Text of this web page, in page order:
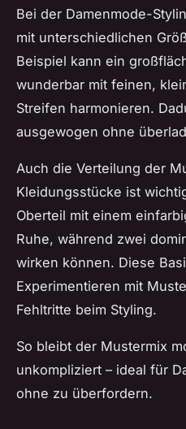
Bei der Damenmode-
mit unterschiedlichen
Beispiel kann ein
wunderbar mit feinen,
Streifen harmonieren.
ausgewogen ohne
Auch die Verteilung der
Kleidungsstücke ist
Oberteil mit einem
Ruhe, während zwei
wirken können. Diese
Experimentieren mit
Fehltritte beim Styling.
So bleibt der Mustermix
unkompliziert – ideal für
ohne zu überfordern.